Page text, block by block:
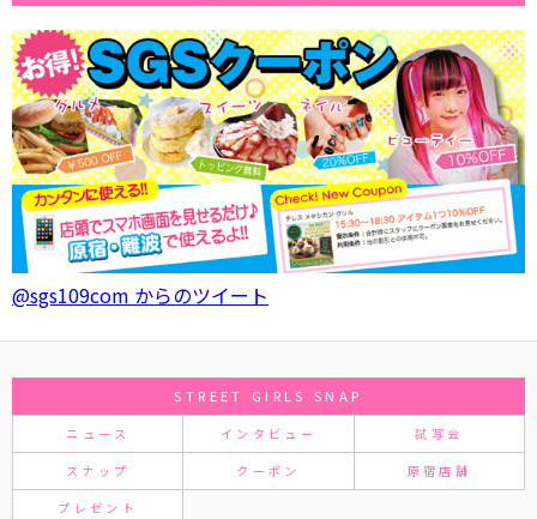
@sgs109com からのツイート
STREET GIRLS SNAP
ニュース インタビュー 試写会
スナップ クーポン 原宿店舗
プレゼント